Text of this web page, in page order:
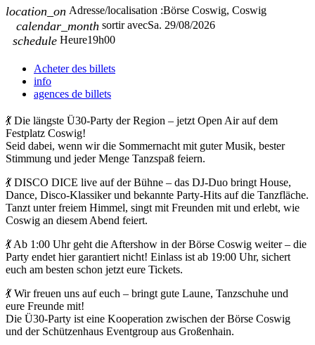
location_on Adresse/localisation :Börse Coswig, Coswig
calendar_month sortir avecSa. 29/08/2026
schedule Heure19h00
Acheter des billets
info
agences de billets
💃 Die längste Ü30-Party der Region – jetzt Open Air auf dem
Festplatz Coswig!
Seid dabei, wenn wir die Sommernacht mit guter Musik, bester
Stimmung und jeder Menge Tanzspaß feiern.
💃 DISCO DICE live auf der Bühne – das DJ-Duo bringt House,
Dance, Disco-Klassiker und bekannte Party-Hits auf die Tanzfläche.
Tanzt unter freiem Himmel, singt mit Freunden mit und erlebt, wie
Coswig an diesem Abend feiert.
💃 Ab 1:00 Uhr geht die Aftershow in der Börse Coswig weiter – die
Party endet hier garantiert nicht! Einlass ist ab 19:00 Uhr, sichert
euch am besten schon jetzt eure Tickets.
💃 Wir freuen uns auf euch – bringt gute Laune, Tanzschuhe und
eure Freunde mit!
Die Ü30-Party ist eine Kooperation zwischen der Börse Coswig
und der Schützenhaus Eventgroup aus Großenhain.